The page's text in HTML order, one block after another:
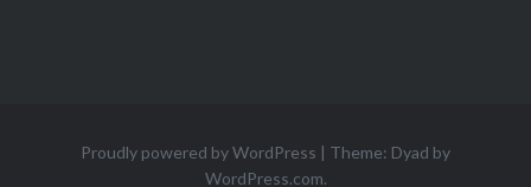
Proudly powered by WordPress | Theme: Dyad by
WordPress.com.